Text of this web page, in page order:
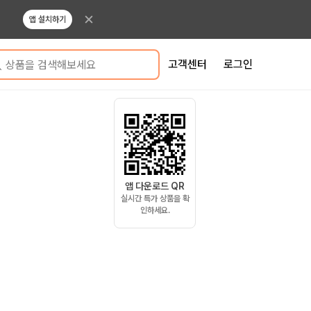
앱 설치하기
상품을 검색해보세요 고객센터 로그인
앱 다운로드 QR
실시간 특가 상품을 확
인하세요.